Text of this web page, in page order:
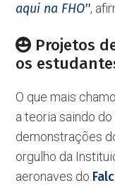
aqui na FHO'',
Projetos
os
O que mais
a teoria saindo
demonstrações
orgulho da
aeronaves do